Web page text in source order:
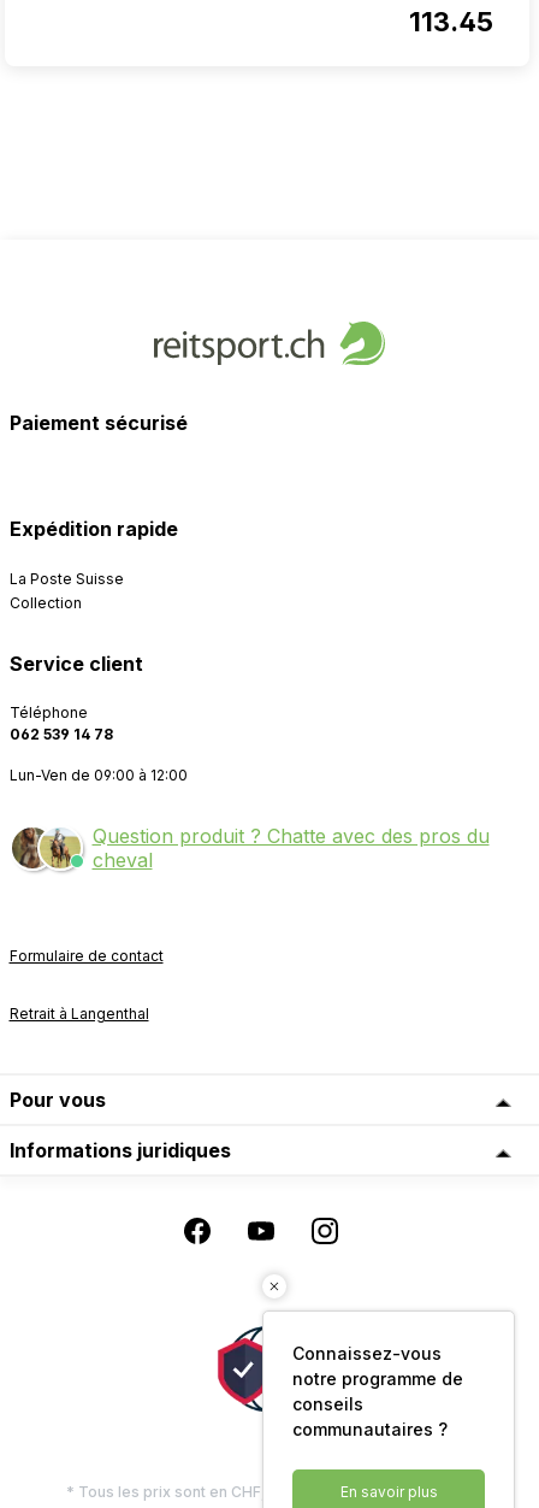
113.45
Paiement sécurisé
Expédition rapide
La Poste Suisse
Collection
Service client
Téléphone
062 539 14 78
Lun-Ven de 09:00 à 12:00
Question produit ? Chatte avec des pros du
cheval
Formulaire de contact
Retrait à Langenthal
Pour vous
Informations juridiques
* Tous les prix sont en CHF, TVA comprise, plus les frais
Connaissez-vous
notre programme de
conseils
communautaires ?
En savoir plus